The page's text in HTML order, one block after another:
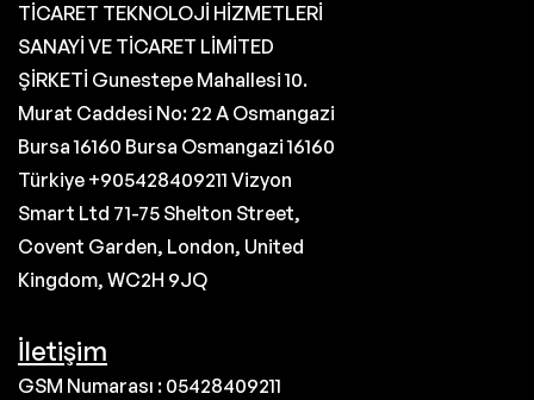
TİCARET TEKNOLOJİ HİZMETLERİ
SANAYİ VE TİCARET LİMİTED
ŞİRKETİ Gunestepe Mahallesi 10.
Murat Caddesi No: 22 A Osmangazi
Bursa 16160 Bursa Osmangazi 16160
Türkiye +905428409211 Vizyon
Smart Ltd 71-75 Shelton Street,
Covent Garden, London, United
Kingdom, WC2H 9JQ
İletişim
GSM Numarası : 05428409211